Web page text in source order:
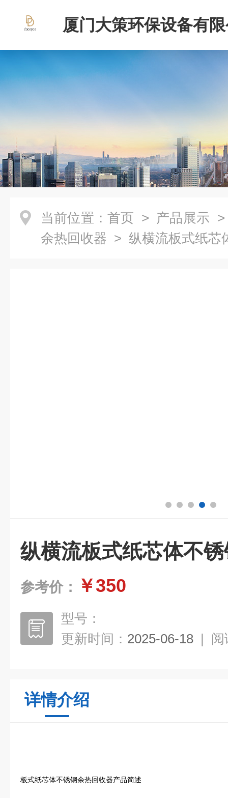
厦门大策环保设备有
当前位置： 首页 > 产品展示
余热回收器 > 纵横流板式纸芯
纵横流板式纸芯体不
参考价： ￥350
型号：
更新时间： 2025-06-18 | 阅
详情介绍
板式纸芯体不锈钢余热回收器产品简述